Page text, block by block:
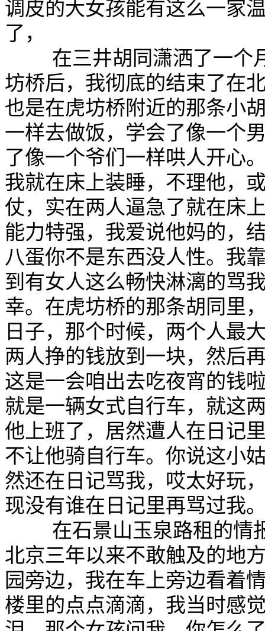
调皮的大女孩能有这么一家
了，
在三井胡同潇洒了一个月
坊桥后，我彻底的结束了在
也是在虎坊桥附近的那条小
一样去做饭，学会了像一个
了像一个爷们一样哄人开心
我就在床上装睡，不理他，
仗，实在两人逼急了就在床
能力特强，我爱说他妈的，
八蛋你不是东西没人性。我
到有女人这么畅快淋漓的骂
幸。在虎坊桥的那条胡同里
日子，那个时候，两个人最
两人挣的钱放到一块，然后
这是一会咱出去吃夜宵的钱
就是一辆女式自行车，就这
他上班了，居然遭人在日记
不让他骑自行车。你说这小
然还在日记骂我，哎太好玩
现没有谁在日记里再骂过我
在石景山玉泉路租的情报
北京三年以来不敢触及的地
园旁边，我在车上旁边看着
楼里的点点滴滴，我当时感